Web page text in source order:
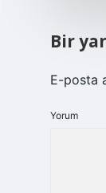
Bir
E-posta
Yorum